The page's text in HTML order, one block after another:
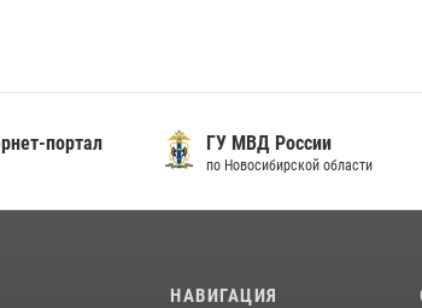
портал ГУ МВД России
по Новосибирской области
НАВИГАЦИЯ